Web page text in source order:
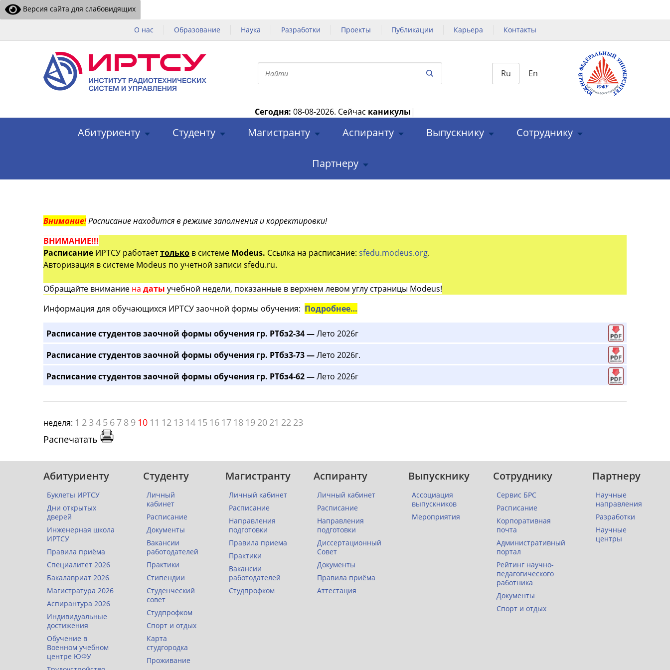
Версия сайта для слабовидящих
О нас Образование Наука Разработки Проекты Публикации Карьера Контакты
Ru En
Сегодня: 08-08-2026. Сейчас каникулы |
Абитуриенту Студенту Магистранту Аспиранту Выпускнику Сотруднику
Партнеру
Внимание!Расписание находится в режиме заполнения и корректировки!
ВНИМАНИЕ!!!
Расписание ИРТСУ работаеттолько в системе Modeus. Ссылка на расписание: sfedu.modeus.org.
Авторизация в системе Modeus по учетной записи sfedu.ru.
Обращайте внимание на даты учебной недели, показанные в верхнем левом углу страницы Modeus!
Информация для обучающихся ИРТСУ заочной формы обучения: Подробнее…
Расписание студентов заочной формы обучения гр. РТбз2-34 —Лето 2026г
Расписание студентов заочной формы обучения гр. РТбз3-73 —Лето 2026г.
Расписание студентов заочной формы обучения гр. РТбз4-62 —Лето 2026г
неделя: 1 2 3 4 5 6 7 8 9 10 11 12 13 14 15 16 17 18 19 20 21 22 23
Распечатать
Абитуриенту
Буклеты ИРТСУ
Дни открытых
дверей
Инженерная школа
ИРТСУ
Правила приёма
Специалитет 2026
Бакалавриат 2026
Магистратура 2026
Аспирантура 2026
Индивидуальные
достижения
Обучение в
Военном учебном
центре ЮФУ
Студенту
Личный
кабинет
Расписание
Документы
Вакансии
работодателей
Практики
Стипендии
Студенческий
совет
Студпрофком
Спорт и отдых
Карта
студгородка
Проживание
Магистранту
Личный кабинет
Расписание
Направления
подготовки
Правила приема
Практики
Вакансии
работодателей
Студпрофком
Аспиранту
Личный кабинет
Расписание
Направления
подготовки
Диссертационный
Совет
Документы
Правила приёма
Аттестация
Выпускнику
Ассоциация
выпускников
Мероприятия
Сотруднику
Сервис БРС
Расписание
Корпоративная
почта
Административный
портал
Рейтинг научно-
педагогического
работника
Документы
Спорт и отдых
Партнеру
Научные
направления
Разработки
Научные
центры